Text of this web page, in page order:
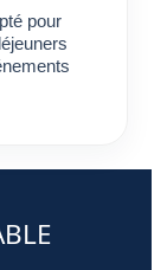
aux attentes.
pour